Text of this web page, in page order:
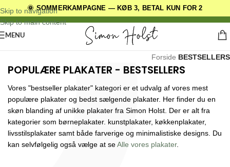
🌞 SOMMERKAMPAGNE — KØB 3, BETAL KUN FOR 2
Skip to navigation
Skip to main content
DANSKE ORIGINALE DESIGNS
MENU
Forside BESTSELLERS
POPULÆRE PLAKATER - BESTSELLERS
Vores "bestseller plakater" kategori er et udvalg af vores mest
populære plakater og bedst sælgende plakater. Her finder du en
skøn blanding af unikke plakater fra Simon Holst. Der er alt fra
kategorier som børneplakater. kunstplakater, køkkenplakater,
livsstilsplakater samt både farverige og minimalistiske designs. Du
kan selvfølgelig også vælge at seAlle vores plakater.